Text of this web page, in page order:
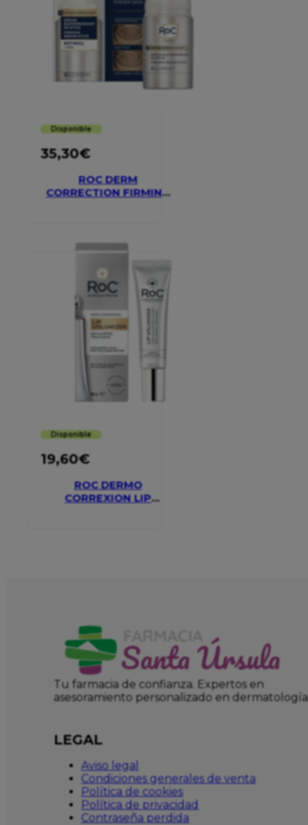
Disponible
35,30€
ROC DERM
CORRECTION FIRMING
Disponible
19,60€
ROC DERMO
CORREXION LIP
Tu farmacia de confianza. Expertos en
asesoramiento personalizado en dermatología
LEGAL
Aviso legal
Condiciones generales de venta
Política de cookies
Política de privacidad
Contraseña perdida